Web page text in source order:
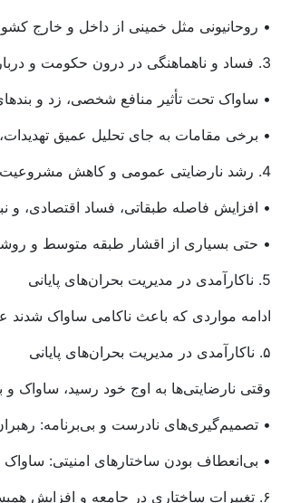
• روحانیونی مثل خمینی از داخل و خارج
3. فساد و ناهماهنگی در درون حکومت و دربار شاه
• ساواک تحت تأثیر منافع شخصی، زد و
• برخی مقامات به جای تحلیل عمیق
4. رشد نارضایتی عمومی و کاهش مشروعیت حکومت
• افزایش فاصله طبقاتی، فساد اقتصادی،
• حتی بسیاری از اقشار طبقه متوسط و
5. ناکارآمدی در مدیریت بحران‌های پایانی
ادامه مواردی که باعث ناکامی ساواک شدند
۵. ناکارآمدی در مدیریت بحران‌های پایانی
وقتی نارضایتی‌ها به اوج خود رسید، ساواک و
• تصمیم‌گیری‌های نادرست و بی‌برنامه:
• بی‌انعطاف بودن ساختارهای امنیتی:
۶. تغییرات ساختاری در جامعه و افزایش همبستگی مخالفان